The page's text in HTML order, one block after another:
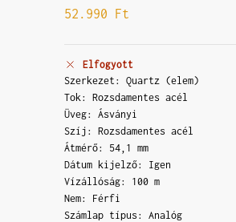
52.990 Ft
Elfogyott
Szerkezet: Quartz (elem)
Tok: Rozsdamentes acél
Üveg: Ásványi
Szíj: Rozsdamentes acél
Átmérő: 54,1 mm
Dátum kijelző: Igen
Vízállóság: 100 m
Nem: Férfi
Számlap típus: Analóg